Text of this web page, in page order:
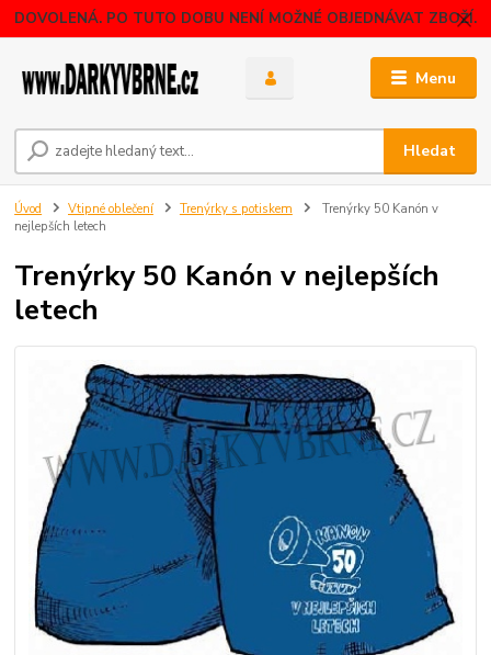
DOVOLENÁ. PO TUTO DOBU NENÍ MOŽNÉ OBJEDNÁVAT ZBOŽÍ.
Menu
Hledat
Úvod Vtipné oblečení Trenýrky s potiskem
Trenýrky 50 Kanón v
nejlepších letech
Trenýrky 50 Kanón v nejlepších
letech